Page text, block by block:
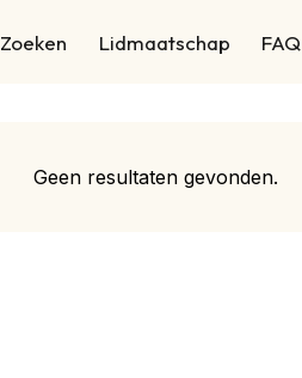
Zoeken Lidmaatschap FAQ
Geen resultaten gevonden.